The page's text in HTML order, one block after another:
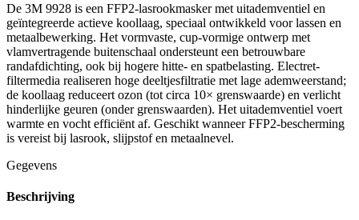
De 3M 9928 is een FFP2-lasrookmasker met uitademventiel en
geïntegreerde actieve koollaag, speciaal ontwikkeld voor lassen en
metaalbewerking. Het vormvaste, cup-vormige ontwerp met
vlamvertragende buitenschaal ondersteunt een betrouwbare
randafdichting, ook bij hogere hitte- en spatbelasting. Electret-
filtermedia realiseren hoge deeltjesfiltratie met lage ademweerstand;
de koollaag reduceert ozon (tot circa 10× grenswaarde) en verlicht
hinderlijke geuren (onder grenswaarden). Het uitademventiel voert
warmte en vocht efficiënt af. Geschikt wanneer FFP2-bescherming
is vereist bij lasrook, slijpstof en metaalnevel.
Gegevens
Beschrijving